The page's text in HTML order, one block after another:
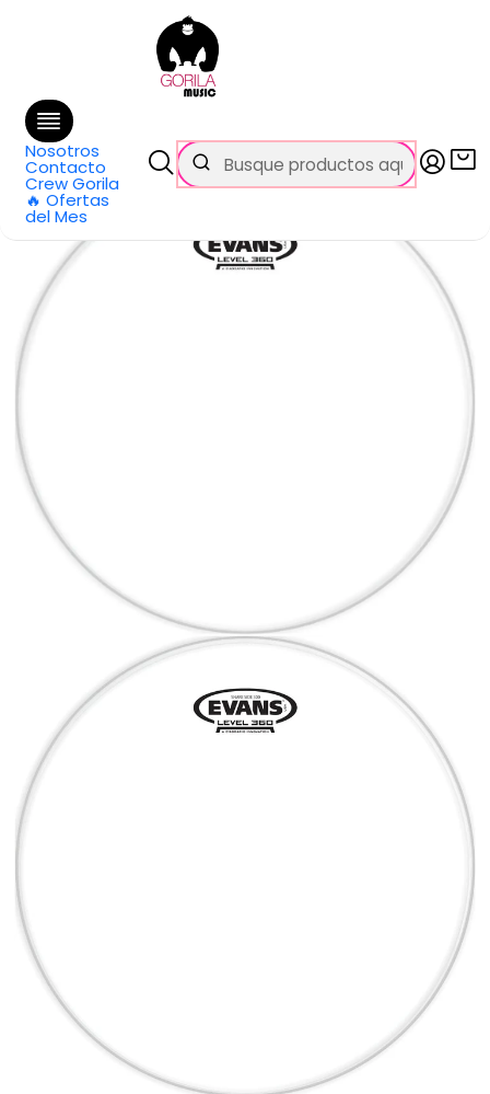
Nosotros
Contacto
Crew Gorila
🔥 Ofertas
del Mes
GRATIS
en Santiago y $99.990 en Regiones
Categorías Baterías y Percusión
Parches de Bateria